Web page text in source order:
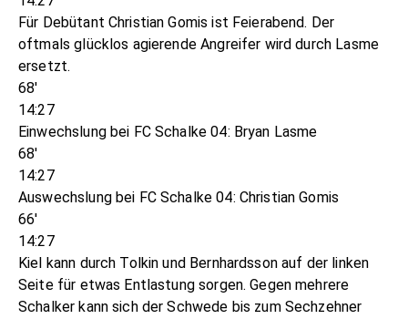
Für Debütant Christian Gomis ist Feierabend. Der
oftmals glücklos agierende Angreifer wird durch Lasme
ersetzt.
68'
14:27
Einwechslung bei FC Schalke 04: Bryan Lasme
68'
14:27
Auswechslung bei FC Schalke 04: Christian Gomis
66'
14:27
Kiel kann durch Tolkin und Bernhardsson auf der linken
Seite für etwas Entlastung sorgen. Gegen mehrere
Schalker kann sich der Schwede bis zum Sechzehner